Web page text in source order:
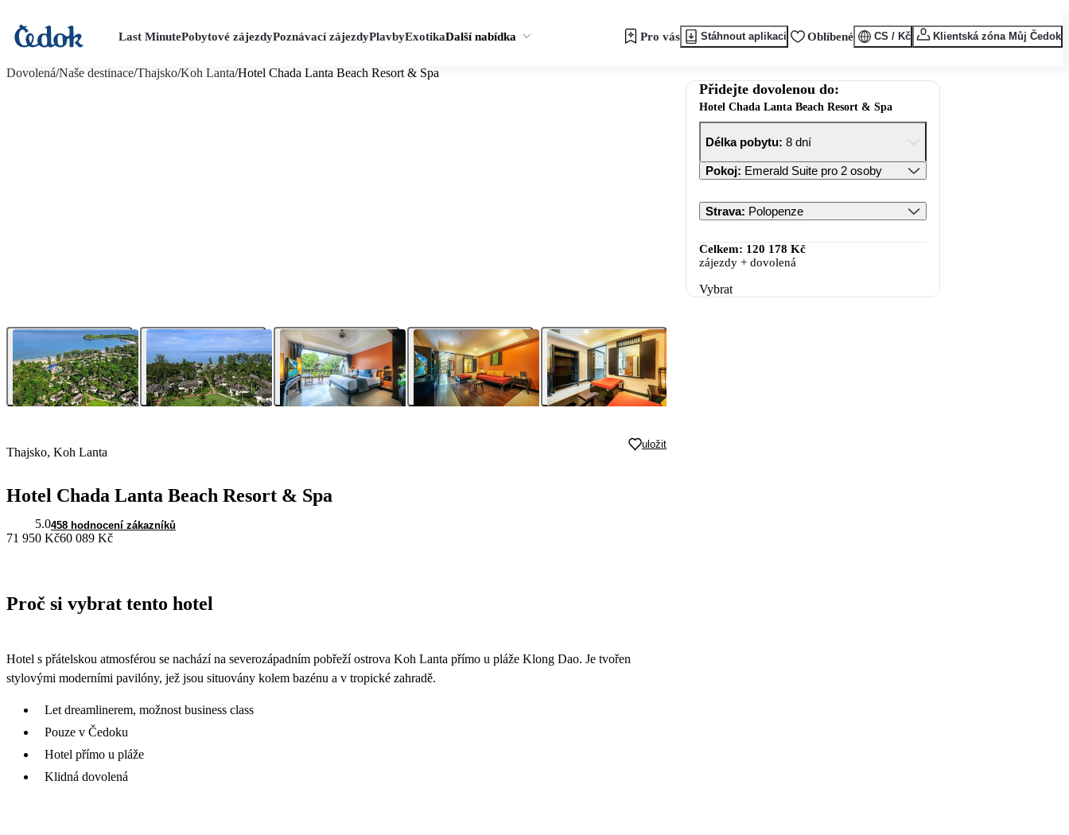
Last MinutePobytové zájezdyPoznávací zájezdyPlavbyExotikaDalší nabídka Pro vás Stáhnout aplikaci Oblíbené CS / Kč Klientská zóna Můj Čedok
Dovolená/Naše destinace/Thajsko/Koh Lanta/Hotel Chada Lanta Beach Resort & Spa
Thajsko, Koh Lanta
uložit
Hotel Chada Lanta Beach Resort & Spa
5.0458 hodnocení zákazníků
71 950 Kč60 089 Kč
Proč si vybrat tento hotel
Hotel s přátelskou atmosférou se nachází na severozápadním pobřeží ostrova Koh Lanta přímo u pláže Klong Dao. Je tvořen
stylovými moderními pavilóny, jež jsou situovány kolem bazénu a v tropické zahradě.
Let dreamlinerem, možnost business class
Pouze v Čedoku
Hotel přímo u pláže
Klidná dovolená
Přidejte dovolenou do:
Hotel Chada Lanta Beach Resort & Spa
Délka pobytu: 8 dní
Pokoj: Emerald Suite pro 2 osoby
Strava: Polopenze
Celkem: 120 178 Kč
zájezdy + dovolená
Vybrat